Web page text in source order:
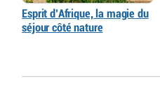
Esprit d’Afrique, la magie du
séjour côté nature